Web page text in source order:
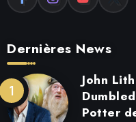
Dernières News
John
Potter